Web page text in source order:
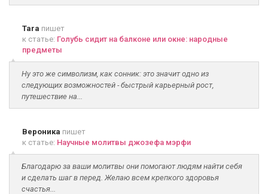
Tara пишет
к статье: Голубь сидит на балконе или окне: народные
предметы
Ну это же символизм, как сонник: это значит одно из
следующих возможностей - быстрый карьерный рост,
путешествие на...
Вероника пишет
к статье: Научные молитвы джозефа мэрфи
Благодарю за ваши молитвы они помогают людям найти себя
и сделать шаг в перед. Желаю всем крепкого здоровья
счастья...